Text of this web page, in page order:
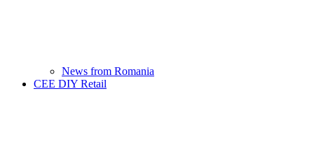
News from Romania
CEE DIY Retail